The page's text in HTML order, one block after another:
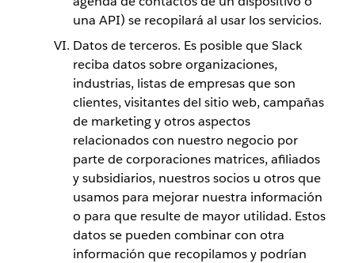
una API) se recopilará al usar los servicios.
Datos de terceros. Es posible que Slack
reciba datos sobre organizaciones,
industrias, listas de empresas que son
clientes, visitantes del sitio web, campañas
de marketing y otros aspectos
relacionados con nuestro negocio por
parte de corporaciones matrices, afiliados
y subsidiarios, nuestros socios u otros que
usamos para mejorar nuestra información
o para que resulte de mayor utilidad. Estos
datos se pueden combinar con otra
información que recopilamos y podrían